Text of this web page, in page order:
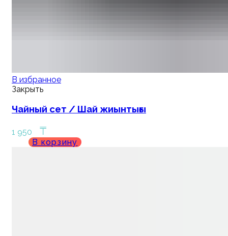
В избранное
Закрыть
Чайный сет / Шай жиынтығы
1 950 ₸
В корзину